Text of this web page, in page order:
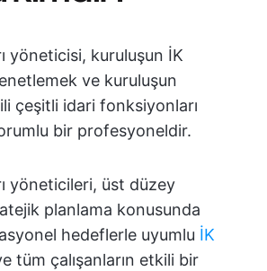
yöneticisi, kuruluşun İK
ve kuruluşun
çeşitli idari fonksiyonları
bir profesyoneldir.
yöneticileri, üst düzey
planlama konusunda
hedeflerle uyumlu İK
tüm çalışanların etkili bir